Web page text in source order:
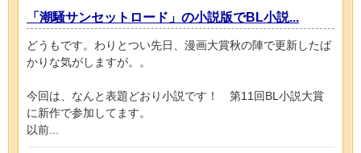
「潮騒サンセットロード」の小説版でBL小説...
どうもです。わりとつい先日、漫画大賞秋の陣で更新したば
かりな気がしますが。。
今回は、なんと表題どおり小説です！ 第11回BL小説大賞
に新作で参加してます。
以前...